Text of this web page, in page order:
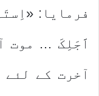
فرمایا:
اََجَلِکَ … موت
آخرت کے